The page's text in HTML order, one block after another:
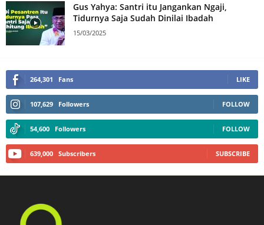
Gus Yahya: Santri itu Jangankan Ngaji,
Tidurnya Saja Sudah Dinilai Ibadah
15/03/2025
264,301 Fans LIKE
107,629 Followers FOLLOW
54,600 Followers FOLLOW
639,000 Subscribers SUBSCRIBE